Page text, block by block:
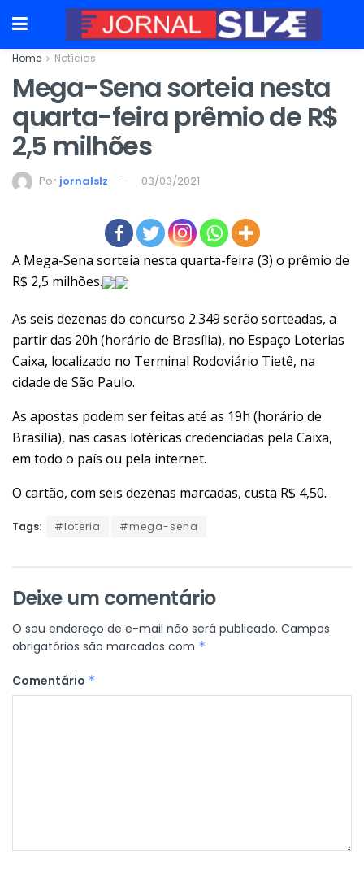
Home Notícias
Mega-Sena sorteia nesta
quarta-feira prêmio de R$
2,5 milhões
Por jornalslz 03/03/2021
A Mega-Sena sorteia nesta quarta-feira (3) o prêmio de
R$ 2,5 milhões.
As seis dezenas do concurso 2.349 serão sorteadas, a
partir das 20h (horário de Brasília), no Espaço Loterias
Caixa, localizado no Terminal Rodoviário Tietê, na
cidade de São Paulo.
As apostas podem ser feitas até as 19h (horário de
Brasília), nas casas lotéricas credenciadas pela Caixa,
em todo o país ou pela internet.
O cartão, com seis dezenas marcadas, custa R$ 4,50.
Tags: #loteria #mega-sena
Deixe um comentário
O seu endereço de e-mail não será publicado. Campos
obrigatórios são marcados com *
Comentário *